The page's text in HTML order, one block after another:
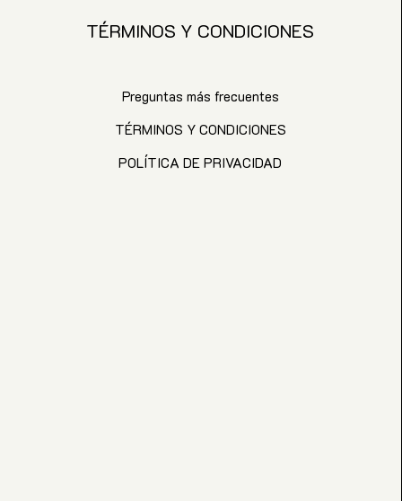
TÉRMINOS Y CONDICIONES
Preguntas más frecuentes
TÉRMINOS Y CONDICIONES
POLÍTICA DE PRIVACIDAD